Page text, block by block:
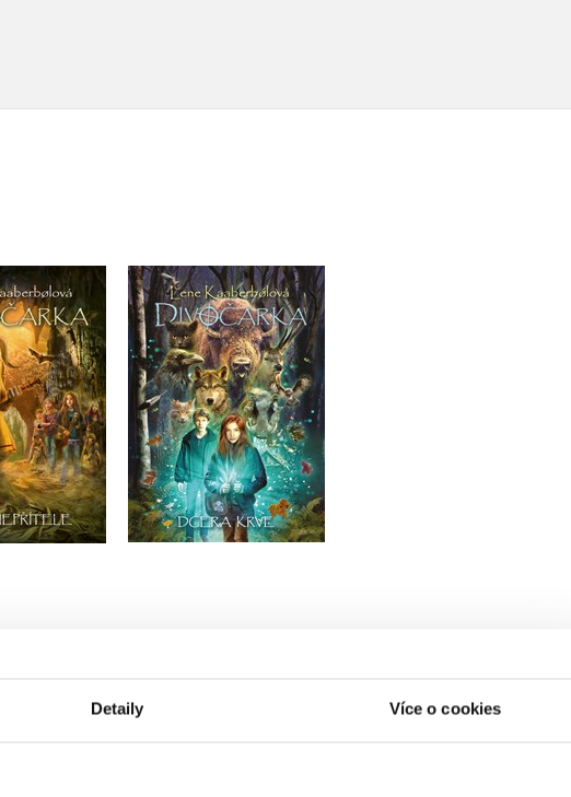
Detaily Více o cookies
Krev
249 Kč
Divočarka: Dcera krve
Lene Kaaberbolová
Do košíku
249 Kč
199 Kč